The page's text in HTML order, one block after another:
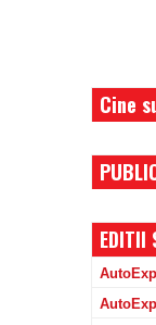
Cine
EDITII